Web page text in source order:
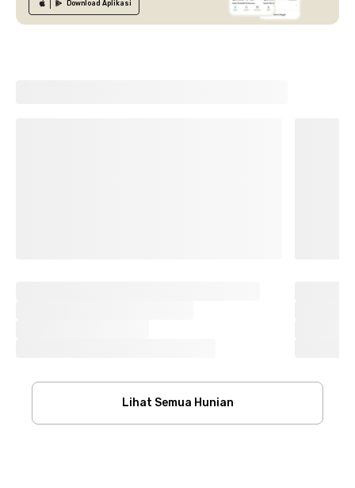
Download Aplikasi
Lihat Semua Hunian